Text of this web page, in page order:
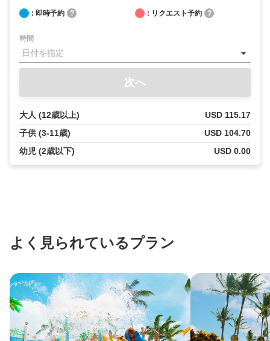
: 即時予約 ? : リクエスト予約 ?
時間
次へ
大人 (12歳以上)
USD 115.17
子供 (3-11歳)
USD 104.70
幼児 (2歳以下)
USD 0.00
よく見られているプラン
Lani
こ
に
は！
私
は
あ
な
シ
ル
ジ
ュ
で
す。
今